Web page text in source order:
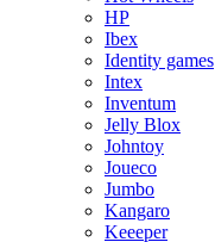
HP
Ibex
Identity games
Intex
Inventum
Jelly Blox
Johntoy
Joueco
Jumbo
Kangaro
Keeeper